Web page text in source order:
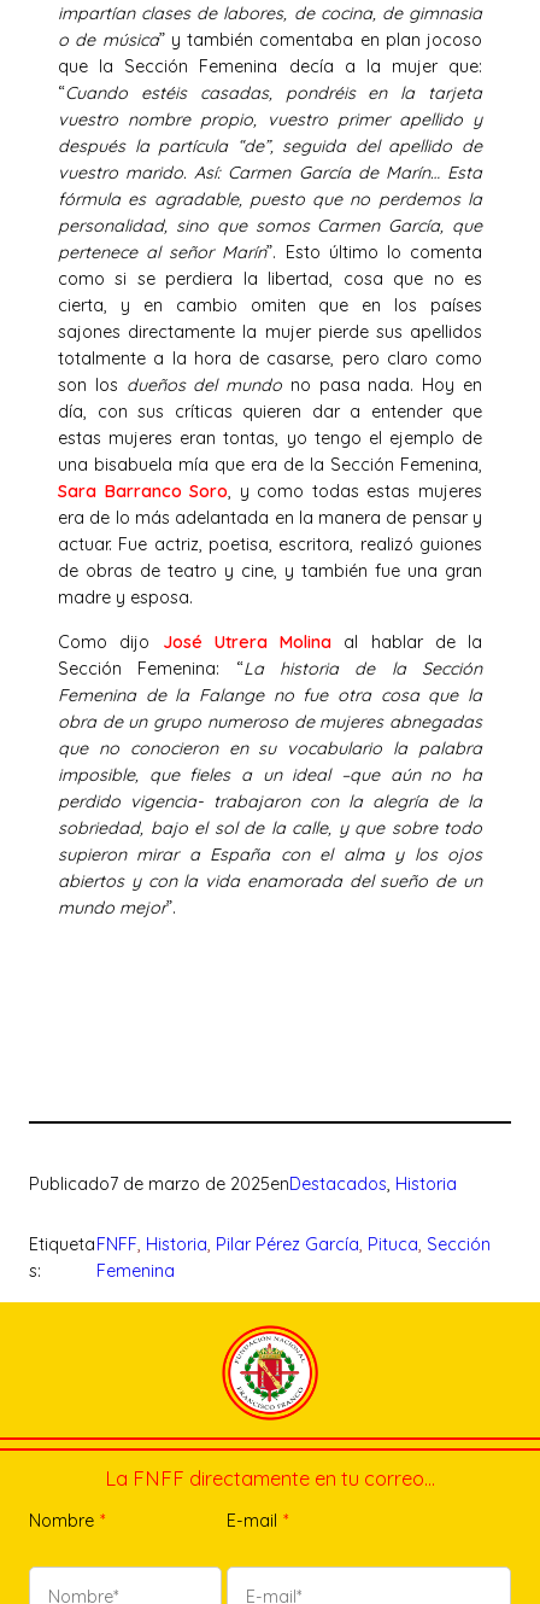
impartían clases de labores, de cocina, de gimnasia
o de música” y también comentaba en plan jocoso
que la Sección Femenina decía a la mujer que:
“Cuando estéis casadas, pondréis en la tarjeta
vuestro nombre propio, vuestro primer apellido y
después la partícula “de”, seguida del apellido de
vuestro marido. Así: Carmen García de Marín… Esta
fórmula es agradable, puesto que no perdemos la
personalidad, sino que somos Carmen García, que
pertenece al señor Marín”. Esto último lo comenta
como si se perdiera la libertad, cosa que no es
cierta, y en cambio omiten que en los países
sajones directamente la mujer pierde sus apellidos
totalmente a la hora de casarse, pero claro como
son los dueños del mundo no pasa nada. Hoy en
día, con sus críticas quieren dar a entender que
estas mujeres eran tontas, yo tengo el ejemplo de
una bisabuela mía que era de la Sección Femenina,
Sara Barranco Soro, y como todas estas mujeres
era de lo más adelantada en la manera de pensar y
actuar. Fue actriz, poetisa, escritora, realizó guiones
de obras de teatro y cine, y también fue una gran
madre y esposa.
Como dijo José Utrera Molina al hablar de la
Sección Femenina: “La historia de la Sección
Femenina de la Falange no fue otra cosa que la
obra de un grupo numeroso de mujeres abnegadas
que no conocieron en su vocabulario la palabra
imposible, que fieles a un ideal –que aún no ha
perdido vigencia- trabajaron con la alegría de la
sobriedad, bajo el sol de la calle, y que sobre todo
supieron mirar a España con el alma y los ojos
abiertos y con la vida enamorada del sueño de un
mundo mejor”.
Publicado7 de marzo de 2025enDestacados, Historia
Etiqueta
s:
FNFF, Historia, Pilar Pérez García, Pituca, Sección
Femenina
La FNFF directamente en tu correo…
Nombre * E-mail *